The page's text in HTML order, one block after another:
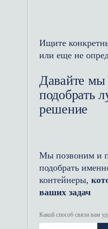
вибрации.
из
Системы
вентиляции:
каркас
проемы под
внутреннее
счет
утеплителя,
исключает
Ищите
или еще не
Давайте
подобрать
решение
Мы позвоним и
подобрать
контейнеры,
ваших задач
Какой способ связи вам